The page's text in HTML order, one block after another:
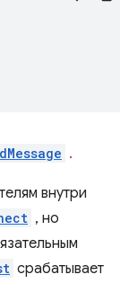
.
внутри
, но
срабатывает